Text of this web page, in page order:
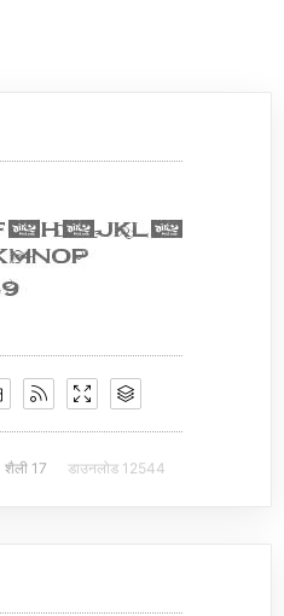
शैली 17 डाउनलोड 12544